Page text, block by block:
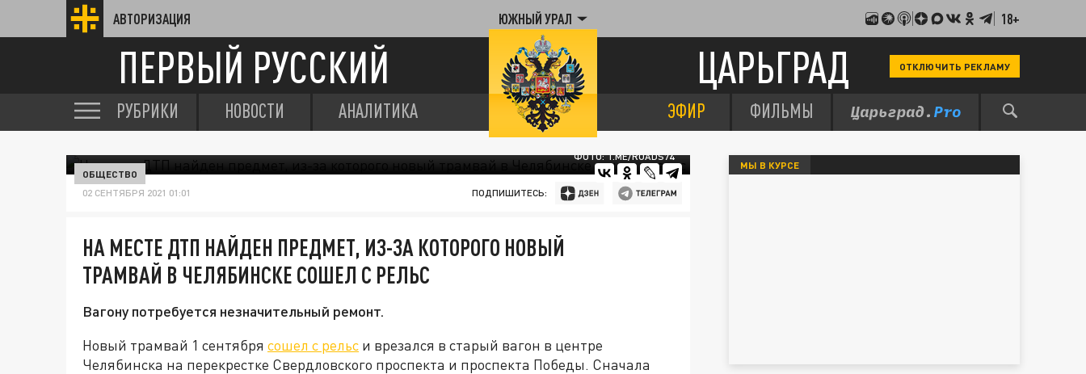
АВТОРИЗАЦИЯ ЮЖНЫЙ УРАЛ 18+
ПЕРВЫЙ РУССКИЙ ЦАРЬГРАД ОТКЛЮЧИТЬ РЕКЛАМУ
РУБРИКИ НОВОСТИ АНАЛИТИКА ЭФИР ФИЛЬМЫ
ФОТО: T.ME/ROADS74
ОБЩЕСТВО
02 СЕНТЯБРЯ 2021 01:01 ПОДПИШИТЕСЬ:
НА МЕСТЕ ДТП НАЙДЕН ПРЕДМЕТ, ИЗ-ЗА КОТОРОГО НОВЫЙ
ТРАМВАЙ В ЧЕЛЯБИНСКЕ СОШЕЛ С РЕЛЬС
Вагону потребуется незначительный ремонт.
Новый трамвай 1 сентября сошел с рельс и врезался в старый вагон в центре
Челябинска на перекрестке Свердловского проспекта и проспекта Победы. Сначала
МЫ В КУРСЕ